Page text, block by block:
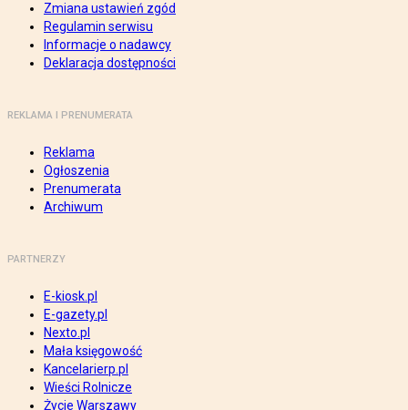
Zmiana ustawień zgód
Regulamin serwisu
Informacje o nadawcy
Deklaracja dostępności
REKLAMA I PRENUMERATA
Reklama
Ogłoszenia
Prenumerata
Archiwum
PARTNERZY
E-kiosk.pl
E-gazety.pl
Nexto.pl
Mała księgowość
Kancelarierp.pl
Wieści Rolnicze
Życie Warszawy